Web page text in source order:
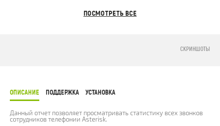
ПОСМОТРЕТЬ ВСЕ
СКРИНШОТЫ
ОПИСАНИЕ ПОДДЕРЖКА УСТАНОВКА
Данный отчет позволяет просматривать статистику всех звонков
сотрудников телефонии Asterisk.